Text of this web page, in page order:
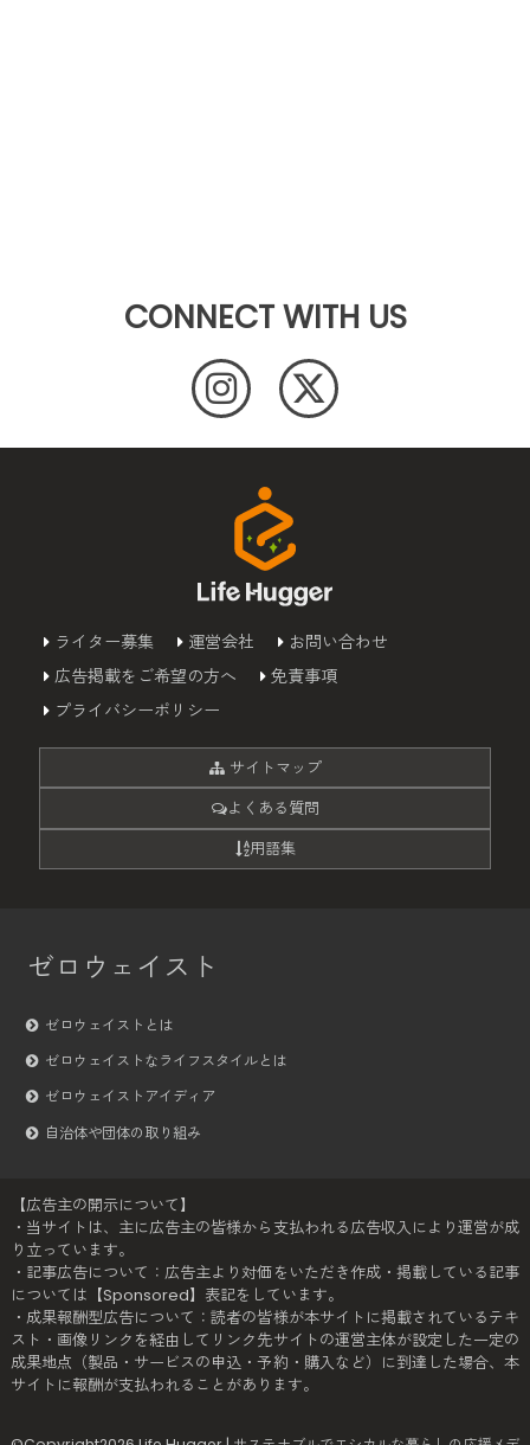
CONNECT WITH US
ライター募集 運営会社
お問い合わせ
広告掲載をご希望の方へ
免責事項
プライバシーポリシー
サイトマップ
よくある質問
用語集
ゼロウェイスト
ゼロウェイストとは
ゼロウェイストなライフスタイルとは
ゼロウェイストアイディア
自治体や団体の取り組み
【広告主の開示について】
・当サイトは、主に広告主の皆様から支払われる広告収入により運営が成
り立っています。
・記事広告について：広告主より対価をいただき作成・掲載している記事
については【Sponsored】表記をしています。
・成果報酬型広告について：読者の皆様が本サイトに掲載されているテキ
スト・画像リンクを経由してリンク先サイトの運営主体が設定した一定の
成果地点（製品・サービスの申込・予約・購入など）に到達した場合、本
サイトに報酬が支払われることがあります。